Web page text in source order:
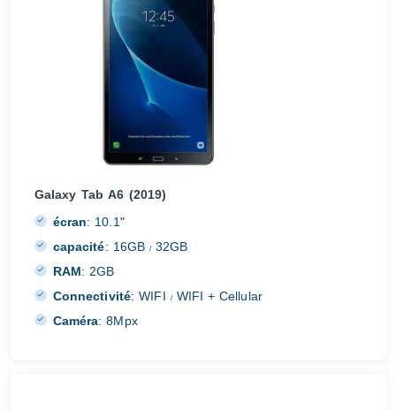
Galaxy Tab A6 (2019)
écran: 10.1"
capacité: 16GB/ 32GB
RAM: 2GB
Connectivité: WIFI /WIFI + Cellular
Caméra: 8Mpx